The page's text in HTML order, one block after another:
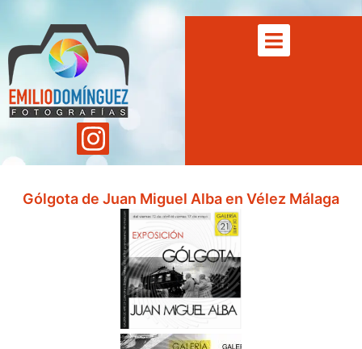
Gólgota de Juan Miguel Alba en Vélez Málaga